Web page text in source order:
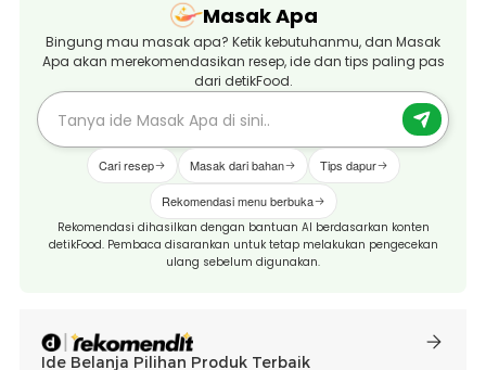
Masak Apa
Bingung mau masak apa? Ketik kebutuhanmu, dan Masak
Apa akan merekomendasikan resep, ide dan tips paling pas
dari detikFood.
Cari resep Masak dari bahan Tips dapur
Rekomendasi menu berbuka
Rekomendasi dihasilkan dengan bantuan AI berdasarkan konten
detikFood. Pembaca disarankan untuk tetap melakukan pengecekan
ulang sebelum digunakan.